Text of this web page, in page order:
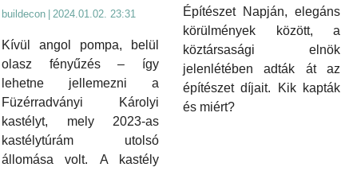
buildecon 2024.01.02. 23:31
Kívül angol pompa, belül
olasz fényűzés – így
lehetne jellemezni a
Füzérradványi Károlyi
kastélyt, mely 2023-as
kastélytúrám utolsó
állomása volt. A kastély
Építészet Napján, elegáns
körülmények között, a
köztársasági elnök
jelenlétében adták át az
építészet díjait. Kik kapták
és miért?